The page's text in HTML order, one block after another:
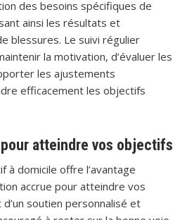
des besoins spécifiques de
ainsi les résultats et
blessures. Le suivi régulier
la motivation, d’évaluer les
les ajustements
efficacement les objectifs
atteindre vos objectifs
à domicile offre l’avantage
accrue pour atteindre vos
soutien personnalisé et